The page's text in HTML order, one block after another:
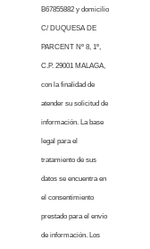
B67855882 y domicilio
C/ DUQUESA DE
PARCENT Nº 8, 1º,
C.P. 29001 MALAGA,
con la finalidad de
atender su solicitud de
información. La base
legal para el
tratamiento de sus
datos se encuentra en
el consentimiento
prestado para el envío
de información. Los